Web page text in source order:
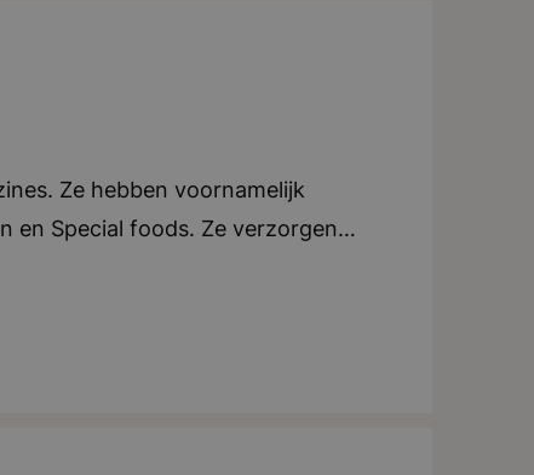
Ze hebben voornamelijk
en Special foods. Ze verzorgen
in zowel Nederland als